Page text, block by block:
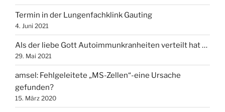
Termin in der Lungenfachklink Gauting
4. Juni 2021
Als der liebe Gott Autoimmunkranheiten verteilt hat …
29. Mai 2021
amsel: Fehlgeleitete „MS-Zellen“-eine Ursache
gefunden?
15. März 2020